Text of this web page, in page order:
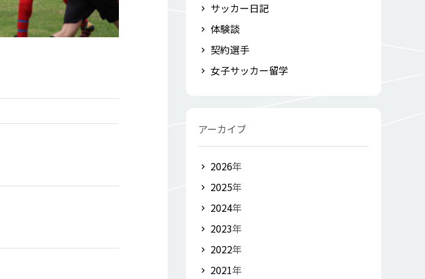
サッカー日記
体験談
契約選手
女子サッカー留学
アーカイブ
2026年
2025年
2024年
2023年
2022年
2021年